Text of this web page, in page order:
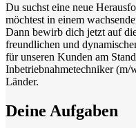
Du suchst eine neue
möchtest in einem
Dann bewirb dich jetzt auf
freundlichen und
für unseren Kunden am
Inbetriebnahmetechniker (m/
Länder.
Deine Aufgaben